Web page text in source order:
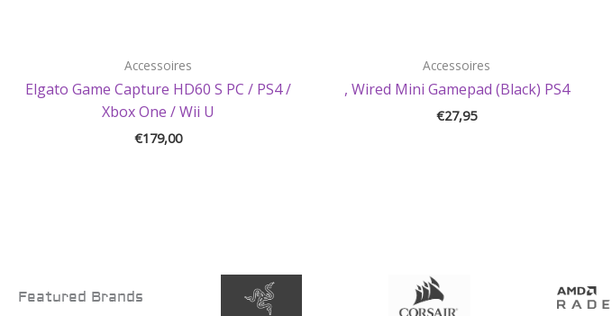
Accessoires
Elgato Game Capture HD60 S PC / PS4 /
Xbox One / Wii U
€179,00
Accessoires
, Wired Mini Gamepad (Black) PS4
€27,95
Featured Brands